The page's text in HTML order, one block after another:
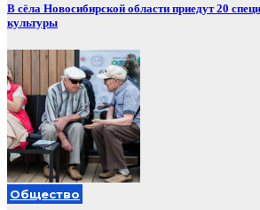
В сёла Новосибирской области приедут 20
культуры
Общество